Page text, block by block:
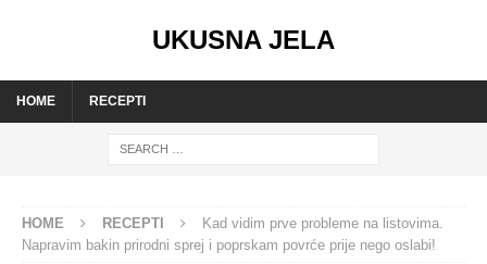
UKUSNA JELA
HOME RECEPTI
HOME RECEPTI
Kad vidim prve probleme na listovima.
Napravim bakin prirodni sprej i poprskam povrće prije nego oslabi!